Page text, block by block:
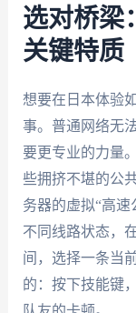
选对桥梁
关键特质
想要在日本体验
事。普通网络无
要更专业的力量
些拥挤不堪的公
务器的虚拟“高速
不同线路状态，
间，选择一条当
的：按下技能键